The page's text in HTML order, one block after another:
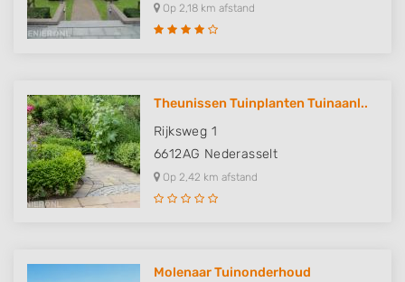
Op 2,18 km afstand
Theunissen Tuinplanten Tuinaanl..
Rijksweg 1
6612AG Nederasselt
Op 2,42 km afstand
Molenaar Tuinonderhoud